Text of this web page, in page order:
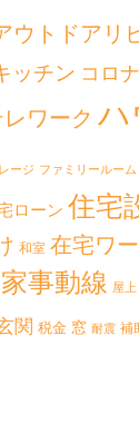
ウトドアリ
ッチン コロ
レワーク ハ
ージ ファミリールーム
ローン 住宅
和室 在宅ワ
家事動線 屋上
関 税金 窓 耐震 補